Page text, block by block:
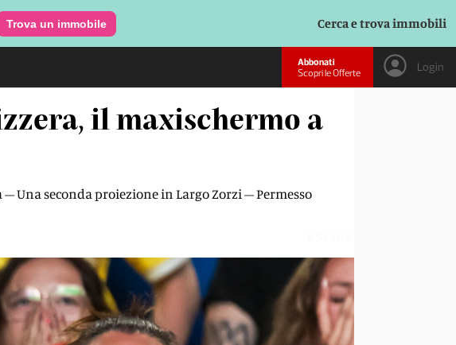
Trova un immobile Cerca e trova immobili
Abbonati
Scopri le Offerte
Login
il maxischermo a
Una seconda proiezione in Largo Zorzi – Permesso